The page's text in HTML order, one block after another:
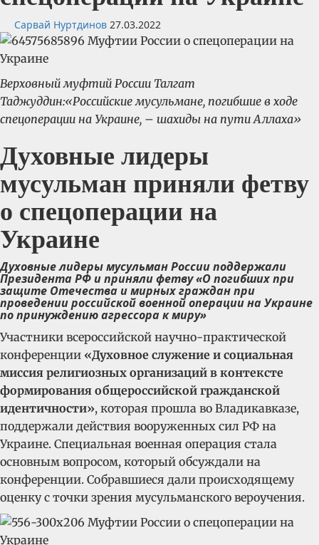
Сарвай Нуртдинов 27.03.2022
Верховный муфтий России Талгат
Таджуддин:«Российские мусульмане, погибшие в ходе
спецоперации на Украине, – шахиды на пути Аллаха»
Духовные лидеры
мусульман приняли фетву
о спецоперации на
Украине
Духовные лидеры мусульман России поддержали
Президента РФ и приняли фетву «О погибших при
защите Отечества и мирных граждан при
проведении российской военной операции на Украине
по принуждению агрессора к миру»
Участники всероссийской научно-практической
конференции «Духовное служение и социальная
миссия религиозных организаций в контексте
формирования общероссийской гражданской
идентичности», которая прошла во Владикавказе,
поддержали действия вооруженных сил РФ на
Украине. Cпециальная военная операция стала
основным вопросом, который обсуждали на
конференции. Собравшиеся дали происходящему
оценку с точки зрения мусульманского вероучения.